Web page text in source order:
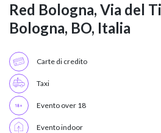
Red Bologna, Via del
Bologna, BO, Italia
Carte di credito
Taxi
Evento over 18
Evento indoor